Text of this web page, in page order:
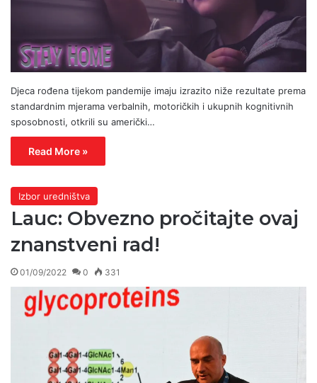
Djeca rođena tijekom pandemije imaju izrazito niže rezultate prema
standardnim mjerama verbalnih, motoričkih i ukupnih kognitivnih
sposobnosti, otkrili su američki…
Read More »
Izbor uredništva
Lauc: Obvezno pročitajte ovaj
znanstveni rad!
01/09/2022 0 331